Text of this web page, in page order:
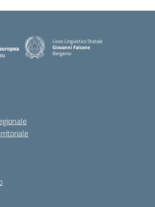
Liceo Linguistico Statale
Giovanni Falcone
Bergamo
— Visita la pagina iniziale della scuola